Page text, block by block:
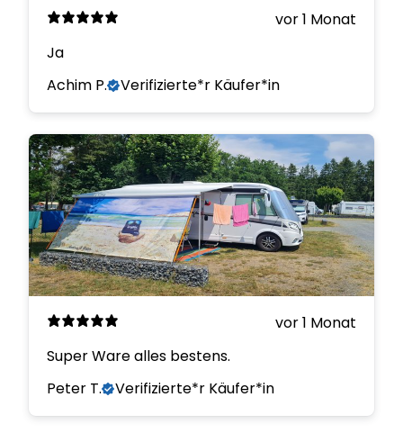
vor 1 Monat
Ja
Achim P.
Verifizierte*r Käufer*in
vor 1 Monat
Super Ware alles bestens.
Peter T.
Verifizierte*r Käufer*in